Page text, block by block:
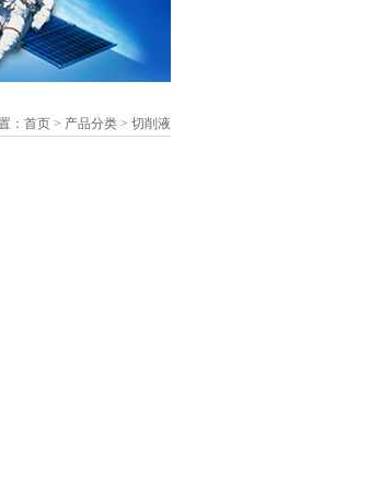
： 首页 > 产品分类 > 切削液